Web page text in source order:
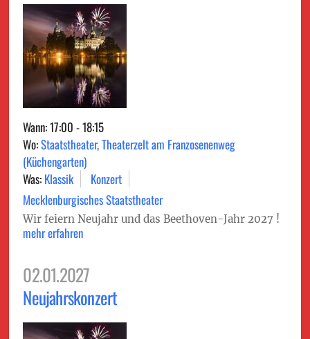
Wann: 17:00 - 18:15
Wo:Staatstheater, Theaterzelt am Franzosenenweg
(Küchengarten)
Was: Klassik
Konzert
Mecklenburgisches Staatstheater
Wir feiern Neujahr und das Beethoven-Jahr 2027 !
mehr erfahren
02.01.2027
Neujahrskonzert